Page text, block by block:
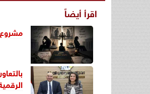
اقرأ أيضاً